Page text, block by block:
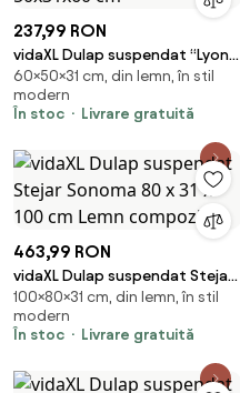
237,99 RON
vidaXL Dulap suspendat “Lyon”,
stejar artizanal, 50x31x60 cm
60×50×31 cm, din lemn, în stil
modern
În stoc
Livrare gratuită
463,99 RON
vidaXL Dulap suspendat Stejar
Sonoma 80 x 31 x 100 cm Lemn
compozit
100×80×31 cm, din lemn, în stil
modern
În stoc
Livrare gratuită